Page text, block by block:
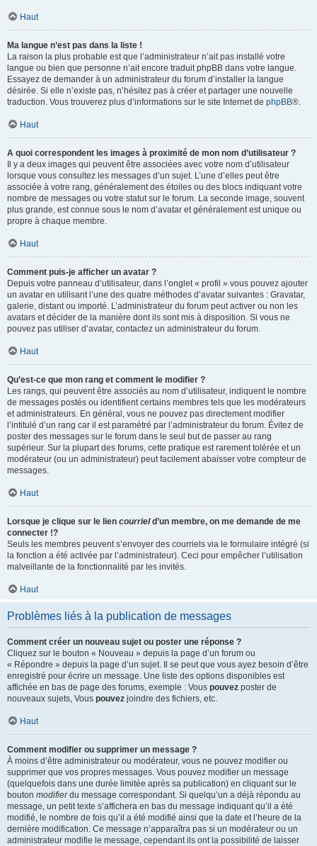
Haut
Ma langue n’est pas dans la liste !
La raison la plus probable est que l’administrateur n’ait pas installé votre
langue ou bien que personne n’ait encore traduit phpBB dans votre langue.
Essayez de demander à un administrateur du forum d’installer la langue
désirée. Si elle n’existe pas, n’hésitez pas à créer et partager une nouvelle
traduction. Vous trouverez plus d’informations sur le site Internet de phpBB®.
Haut
A quoi correspondent les images à proximité de mon nom d’utilisateur ?
Il y a deux images qui peuvent être associées avec votre nom d’utilisateur
lorsque vous consultez les messages d’un sujet. L’une d’elles peut être
associée à votre rang, généralement des étoiles ou des blocs indiquant votre
nombre de messages ou votre statut sur le forum. La seconde image, souvent
plus grande, est connue sous le nom d’avatar et généralement est unique ou
propre à chaque membre.
Haut
Comment puis-je afficher un avatar ?
Depuis votre panneau d’utilisateur, dans l’onglet « profil » vous pouvez ajouter
un avatar en utilisant l’une des quatre méthodes d’avatar suivantes : Gravatar,
galerie, distant ou importé. L’administrateur du forum peut activer ou non les
avatars et décider de la manière dont ils sont mis à disposition. Si vous ne
pouvez pas utiliser d’avatar, contactez un administrateur du forum.
Haut
Qu’est-ce que mon rang et comment le modifier ?
Les rangs, qui peuvent être associés au nom d’utilisateur, indiquent le nombre
de messages postés ou identifient certains membres tels que les modérateurs
et administrateurs. En général, vous ne pouvez pas directement modifier
l’intitulé d’un rang car il est paramétré par l’administrateur du forum. Évitez de
poster des messages sur le forum dans le seul but de passer au rang
supérieur. Sur la plupart des forums, cette pratique est rarement tolérée et un
modérateur (ou un administrateur) peut facilement abaisser votre compteur de
messages.
Haut
Lorsque je clique sur le lien courrield’un membre, on me demande de me
connecter !?
Seuls les membres peuvent s’envoyer des courriels via le formulaire intégré (si
la fonction a été activée par l’administrateur). Ceci pour empêcher l’utilisation
malveillante de la fonctionnalité par les invités.
Haut
Problèmes liés à la publication de messages
Comment créer un nouveau sujet ou poster une réponse ?
Cliquez sur le bouton « Nouveau » depuis la page d’un forum ou
« Répondre » depuis la page d’un sujet. Il se peut que vous ayez besoin d’être
enregistré pour écrire un message. Une liste des options disponibles est
affichée en bas de page des forums, exemple : Vous pouvez poster de
nouveaux sujets, Vous pouvez joindre des fichiers, etc.
Haut
Comment modifier ou supprimer un message ?
À moins d’être administrateur ou modérateur, vous ne pouvez modifier ou
supprimer que vos propres messages. Vous pouvez modifier un message
(quelquefois dans une durée limitée après sa publication) en cliquant sur le
bouton modifierdu message correspondant. Si quelqu’un a déjà répondu au
message, un petit texte s’affichera en bas du message indiquant qu’il a été
modifié, le nombre de fois qu’il a été modifié ainsi que la date et l’heure de la
dernière modification. Ce message n’apparaîtra pas si un modérateur ou un
administrateur modifie le message, cependant ils ont la possibilité de laisser